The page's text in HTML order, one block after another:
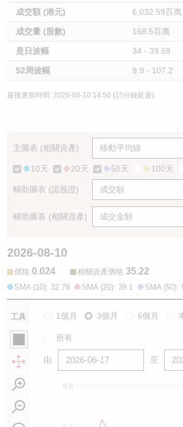
成交額 (港元) 6,032.59百萬
成交量 (股數) 168.5百萬
是日波幅 34 - 39.68
52周波幅 9.9 - 107.2
最後更新時間: 2026-08-10 14:50 (15分鐘延遲)
主圖表 (相關資產)
10天 20天 50天 100天
輔助圖表 (認股證)
輔助圖表 (相關資產)
2026-08-10
價格:0.024 相關資產價格:35.22
SMA (10): 32.78 SMA (20): 39.1 SMA (50):
工具 1個月 3個月 6個月
所有
由 至
0.8